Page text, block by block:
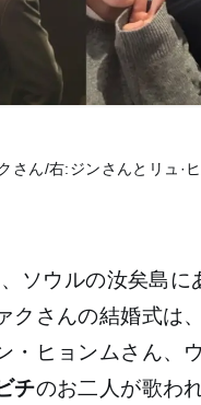
さん/右:ジンさんとリュ·
ソウルの汝矣島に
クさんの結婚式は
・ヒョンムさん、
チのお二人が歌わ